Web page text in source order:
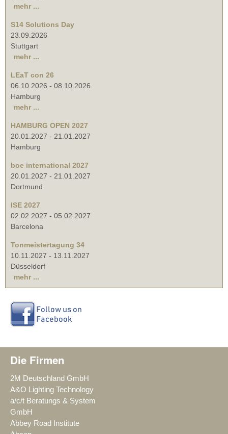
mehr ...
S14 Solutions Day
23.09.2026
Stuttgart
mehr ...
LEaT con 26
06.10.2026 - 08.10.2026
Hamburg
mehr ...
HAMBURG OPEN 2027
20.01.2027 - 21.01.2027
Hamburg
boe international 2027
20.01.2027 - 21.01.2027
Dortmund
ISE 2027
02.02.2027 - 05.02.2027
Barcelona
Tonmeistertagung 34
10.11.2027 - 13.11.2027
Düsseldorf
mehr ...
Die Firmen
2M Deutschland GmbH
A&O Lighting Technology
a/c/t Beratungs & System
GmbH
Abbey Road Institute